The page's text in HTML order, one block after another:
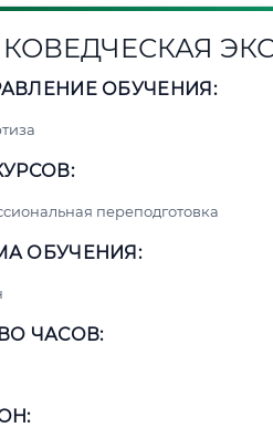
ОБУЧЕНИЯ:
переподготовка
ОБУЧЕНИЯ:
ЧАСОВ: